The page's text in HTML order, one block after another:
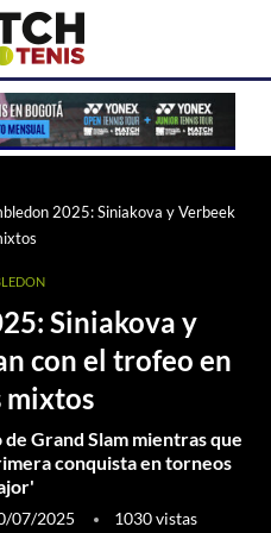
2025: Siniakova y Verbeek
Siniakova y
con el trofeo en
mixtos
Grand Slam mientras que
conquista en torneos
07/2025 1030vistas